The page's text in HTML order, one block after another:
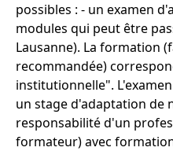
possibles : - un examen
modules qui peut être
Lausanne). La formation
recommandée)
institutionnelle".
un stage d'adaptation de
responsabilité d'un
formateur) avec